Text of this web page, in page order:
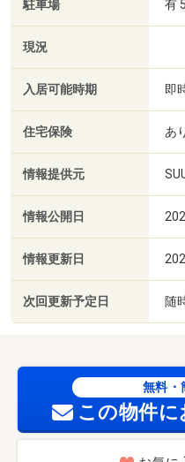
駐車場 有
現況
入居可能時期 即
住宅保険 あ
情報提供元
情報公開日
情報更新日
次回更新予定日 随
無料・
この物件